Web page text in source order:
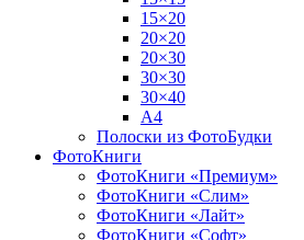
15×20
20×20
20×30
30×30
30×40
A4
Полоски из ФотоБудки
ФотоКниги
ФотоКниги «Премиум»
ФотоКниги «Слим»
ФотоКниги «Лайт»
ФотоКниги «Софт»